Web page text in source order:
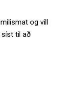
og vill
síst til að